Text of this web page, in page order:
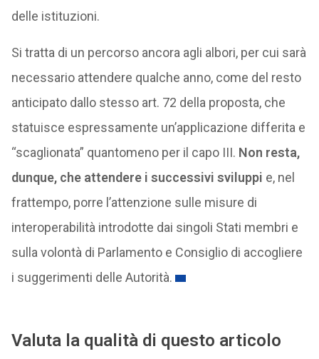
delle istituzioni.
Si tratta di un percorso ancora agli albori, per cui sarà
necessario attendere qualche anno, come del resto
anticipato dallo stesso art. 72 della proposta, che
statuisce espressamente un’applicazione differita e
“scaglionata” quantomeno per il capo III. Non resta,
dunque, che attendere i successivi sviluppi e, nel
frattempo, porre l’attenzione sulle misure di
interoperabilità introdotte dai singoli Stati membri e
sulla volontà di Parlamento e Consiglio di accogliere
i suggerimenti delle Autorità.
Valuta la qualità di questo articolo